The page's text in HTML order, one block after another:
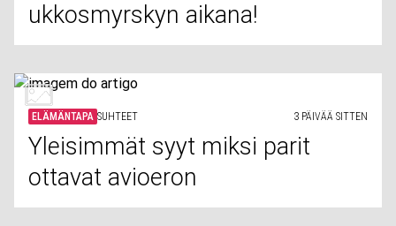
ukkosmyrskyn aikana!
ELÄMÄNTAPA SUHTEET 3 PÄIVÄÄ SITTEN
Yleisimmät syyt miksi parit
ottavat avioeron